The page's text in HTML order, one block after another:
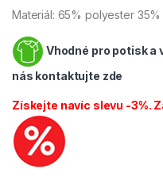
Materiál: 65% polyester 35%
Vhodné pro potisk a
nás kontaktujte zde
Získejte navíc slevu -3%.